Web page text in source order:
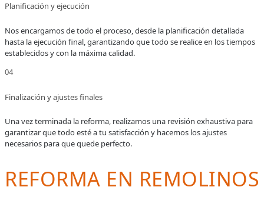
Planificación y ejecución
Nos encargamos de todo el proceso, desde la planificación detallada
hasta la ejecución final, garantizando que todo se realice en los tiempos
establecidos y con la máxima calidad.
04
Finalización y ajustes finales
Una vez terminada la reforma, realizamos una revisión exhaustiva para
garantizar que todo esté a tu satisfacción y hacemos los ajustes
necesarios para que quede perfecto.
REFORMA EN REMOLINOS